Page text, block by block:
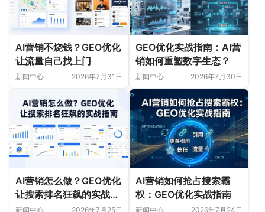
AI营销不烧钱？GEO优化
让流量自己找上门
新闻中心 2026年7月31日
GEO优化实战指南：AI营
销如何重塑数字生态？
新闻中心 2026年7月30日
AI营销怎么做？GEO优化
让搜索排名狂飙的实战指
南
新闻中心 2026年7月25日
AI营销如何抢占搜索霸
权：GEO优化实战指南
新闻中心 2026年7月24日